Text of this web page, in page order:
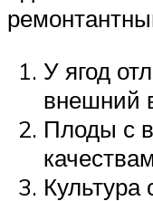
У ягод
внешний
Плоды с
Культура